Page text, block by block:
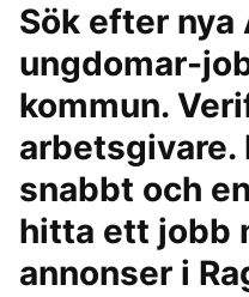
Sök efter nya
ungdomar-
kommun.
arbetsgivare.
snabbt och
hitta ett jobb
annonser i